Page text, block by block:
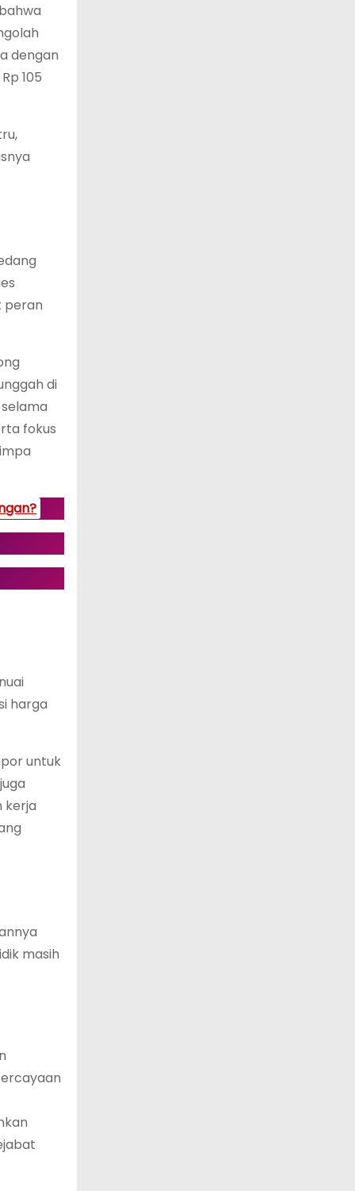
dengan
105
peran
di
fokus
harga
untuk
kerja
masih